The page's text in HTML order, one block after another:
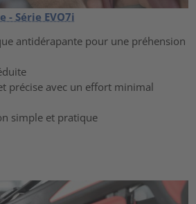
- Série EVO7i
antidérapante pour une préhension
précise avec un effort minimal
simple et pratique